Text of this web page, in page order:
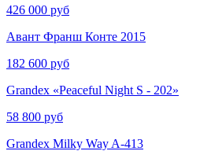
426 000 руб
Авант Франш Конте 2015
182 600 руб
Grandex «Peaceful Night S - 202»
58 800 руб
Grandex Milky Way A-413